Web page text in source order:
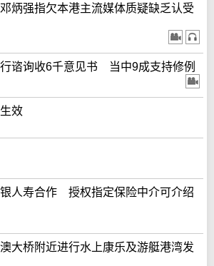
炳强指欠本港主流媒体质疑缺乏认受
谘询收6千意见书 当中9成支持修例
效
人寿合作 授权指定保险中介可介绍
大桥附近进行水上康乐及游艇港湾发